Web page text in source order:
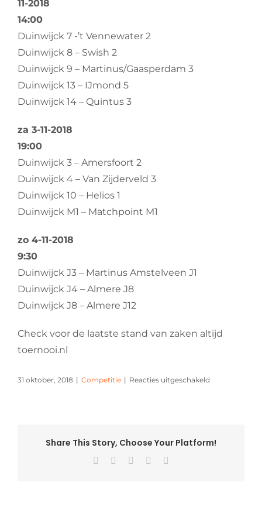
11-2018
14:00
Duinwijck 7 -’t Vennewater 2
Duinwijck 8 – Swish 2
Duinwijck 9 – Martinus/Gaasperdam 3
Duinwijck 13 – IJmond 5
Duinwijck 14 – Quintus 3
za 3-11-2018
19:00
Duinwijck 3 – Amersfoort 2
Duinwijck 4 – Van Zijderveld 3
Duinwijck 10 – Helios 1
Duinwijck M1 – Matchpoint M1
zo 4-11-2018
9:30
Duinwijck J3 – Martinus Amstelveen J1
Duinwijck J4 – Almere J8
Duinwijck J8 – Almere J12
Check voor de laatste stand van zaken altijd
toernooi.nl
31 oktober, 2018 | Competitie | Reacties uitgeschakeld
DEGIRO-
Share This Story, Choose Your Platform!
Facebook Pinterest